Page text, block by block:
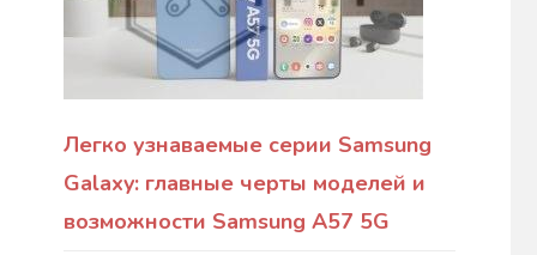
Легко узнаваемые серии Samsung
Galaxy: главные черты моделей и
возможности Samsung A57 5G